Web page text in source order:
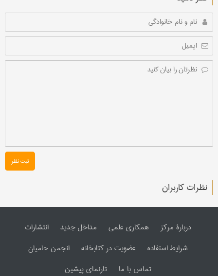
ثبت نظر
نظرات کاربران
دربارۀ مرکز همکاری علمی مداخل جدید
انتشارات
شرایط استفاده
عضویت در کتابخانه
انجمن حامیان
تماس با ما
تارنمای پیشین